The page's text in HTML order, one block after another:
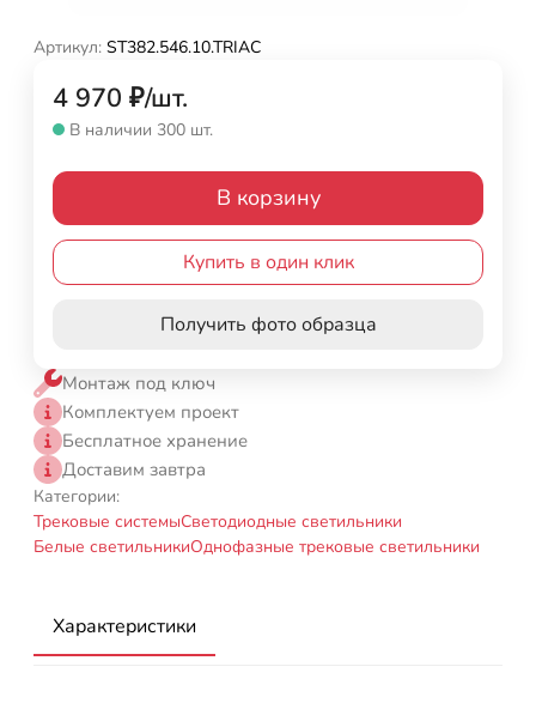
Артикул: ST382.546.10.TRIAC
4 970 ₽/шт.
В наличии 300 шт.
В корзину
Купить в один клик
Получить фото образца
Монтаж под ключ
Комплектуем проект
Бесплатное хранение
Доставим завтра
Категории:
Трековые системыСветодиодные светильники
Белые светильникиОднофазные трековые светильники
Характеристики